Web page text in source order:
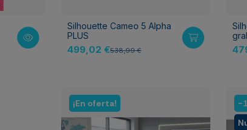
Silhouette Cameo 5 Alpha
PLUS
499,02 €538,99 €
¡En oferta!
-